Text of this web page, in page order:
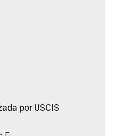
por USCIS